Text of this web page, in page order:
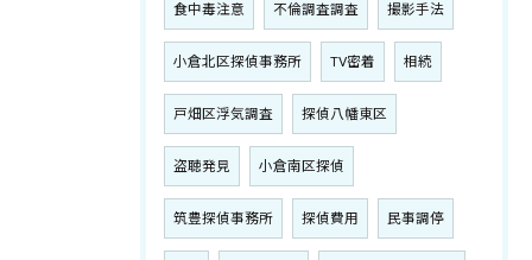
食中毒注意 不倫調査調査 撮影手法
小倉北区探偵事務所 TV密着 相続
戸畑区浮気調査 探偵八幡東区
盗聴発見 小倉南区探偵
筑豊探偵事務所 探偵費用 民事調停